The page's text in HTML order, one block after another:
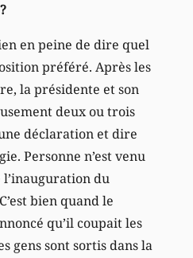
en peine de dire quel
préféré. Après les
la présidente et son
deux ou trois
déclaration et dire
Personne n’est venu
du
bien quand le
qu’il coupait les
gens sont sortis dans la